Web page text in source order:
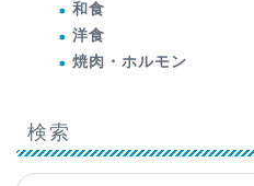
和食
洋食
焼肉・ホルモン
検索